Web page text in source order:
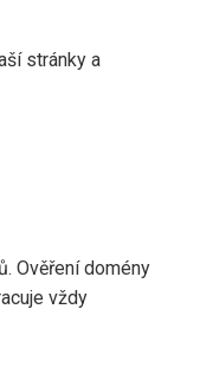
stránky a
Ověření domény
vždy